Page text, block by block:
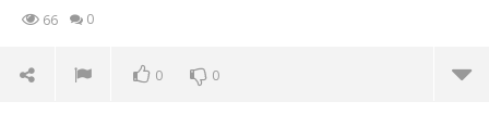
66 0
0 0